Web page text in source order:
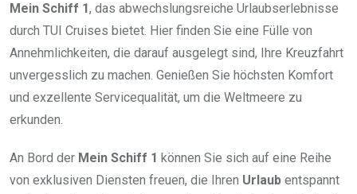
Mein Schiff 1, das abwechslungsreiche Urlaubserlebnisse
durch TUI Cruises bietet. Hier finden Sie eine Fülle von
Annehmlichkeiten, die darauf ausgelegt sind, Ihre Kreuzfahrt
unvergesslich zu machen. Genießen Sie höchsten Komfort
und exzellente Servicequalität, um die Weltmeere zu
erkunden.
An Bord der Mein Schiff 1 können Sie sich auf eine Reihe
von exklusiven Diensten freuen, die Ihren Urlaub entspannt